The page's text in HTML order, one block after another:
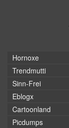
Hornoxe
Trendmutti
Sinn-Frei
Eblogx
Cartoonland
Picdumps